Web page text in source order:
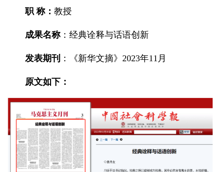
职 称： 教授
成果名称：经典诠释与话语创新
发表期刊 ：《新华文摘》2023年11月
原文如下：